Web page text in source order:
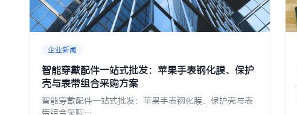
企业新闻
智能穿戴配件一站式批发：苹果手表钢化膜、保护
壳与表带组合采购方案
智能穿戴配件一站式批发：苹果手表钢化膜、保护壳与表
带组合采购…